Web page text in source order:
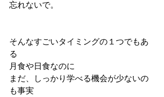
忘れないで。
そんなすごいタイミングの１つでもあ
る
月食や日食なのに
まだ、しっかり学べる機会が少ないの
も事実